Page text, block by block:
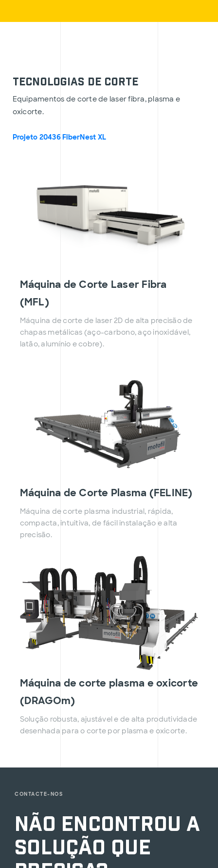
Tecnologias de corte
Equipamentos de corte de laser fibra, plasma e
oxicorte.
Projeto 20436 FiberNest XL
Máquina de Corte Laser Fibra
(MFL)
Máquina de corte de laser 2D de alta precisão de
chapas metálicas (aço-carbono, aço inoxidável,
latão, alumínio e cobre).
Máquina de Corte Plasma (FELINE)
Máquina de corte plasma industrial, rápida,
compacta, intuitiva, de fácil instalação e alta
precisão.
Máquina de corte plasma e oxicorte
(DRAGOm)
Solução robusta, ajustável e de alta produtividade
desenhada para o corte por plasma e oxicorte.
CONTACTE-NOS
Não encontrou a
solução que